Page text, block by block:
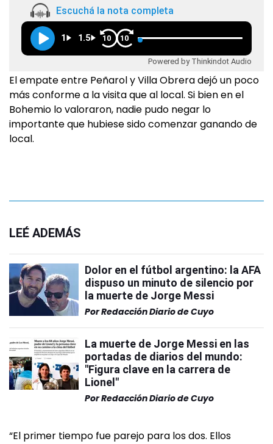
Escuchá la nota completa
1 1.5 10 10
Powered by Thinkindot Audio
El empate entre Peñarol y Villa Obrera dejó un poco
más conforme a la visita que al local. Si bien en el
Bohemio lo valoraron, nadie pudo negar lo
importante que hubiese sido comenzar ganando de
local.
LEÉ ADEMÁS
Dolor en el fútbol argentino: la AFA
dispuso un minuto de silencio por
la muerte de Jorge Messi
PorRedacción Diario de Cuyo
La muerte de Jorge Messi en las
portadas de diarios del mundo:
"Figura clave en la carrera de
Lionel"
PorRedacción Diario de Cuyo
“El primer tiempo fue parejo para los dos. Ellos